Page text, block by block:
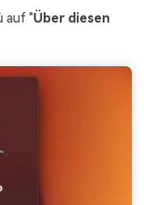
auf "Über diesen